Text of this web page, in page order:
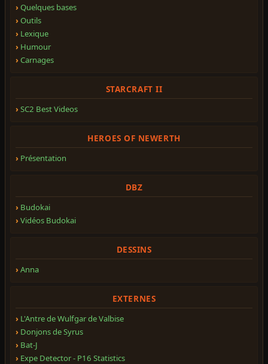
Quelques bases
Outils
Lexique
Humour
Carnages
STARCRAFT II
SC2 Best Videos
HEROES OF NEWERTH
Présentation
DBZ
Budokai
Vidéos Budokai
DESSINS
Anna
EXTERNES
L'Antre de Wulfgar de Valbise
Donjons de Syrus
Bat-J
Expe Detector - P16 Statistics